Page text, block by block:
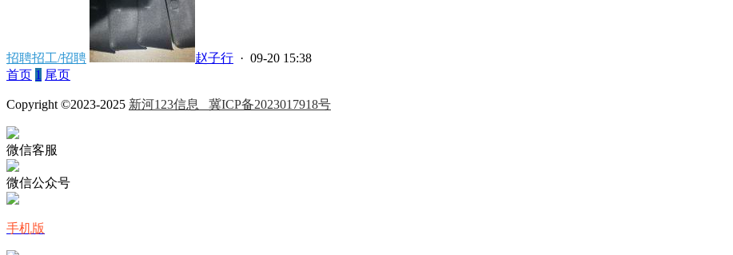
招聘招工/招聘 赵子行 · 09-20 15:38
首页 1 尾页
Copyright ©2023-2025 新河123信息 冀ICP备2023017918号
微信客服
微信公众号
手机版